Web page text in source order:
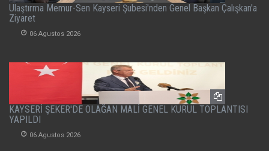
Ulaştırma Memur-Sen Kayseri Şubesi'nden Genel Başkan Çalışkan'a
Ziyaret
06 Agustos 2026
KAYSERİ ŞEKER'DE OLAĞAN MALİ GENEL KURUL TOPLANTISI
YAPILDI
06 Agustos 2026